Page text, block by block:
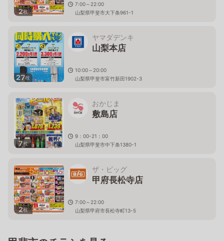
2枚
7:00～22:00
山梨県甲斐市大下条961-1
27枚
ヤマダデンキ
山梨本店
10:00～20:00
山梨県甲斐市富竹新田1902-3
7枚
おかじま
敷島店
9：00-21：00
山梨県甲斐市中下条1380-1
2枚
ザ・ビッグ
甲府長松寺店
7:00～22:00
山梨県甲府市長松寺町13-5